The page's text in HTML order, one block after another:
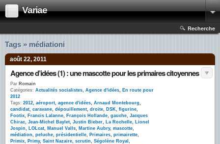
Variae
Recherche
Tags » médiationi
août 22, 2011
Agence d’idées (1) : une mascotte pour les primaires citoyennes
Par Romain
Catégories: Actualités socialistes, Agence d'idées, En route pour
2012
Tags: 2012, aéroport, agence d'idées, Arnaud Montebourg,
candidat, caravane, dépouillement, droite, DSK, figurine,
Footix, Francis Lalanne, François Hollande, gauche, Jacques
Chirac, Jean-Michel Baylet, Justin Bieber, La Rochelle, Lionel
Jospin, LOLcat, Manuel Valls, Martine Aubry, mascotte,
médiation, peluche, présidentielle, Primaires, primairette,
Primix, Primy, Saint Nazaire, scrutin, Ségolène Royal ,